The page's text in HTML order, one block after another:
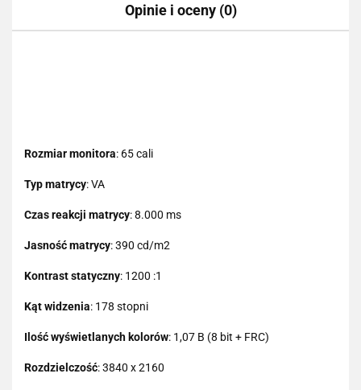
Opinie i oceny (0)
Rozmiar monitora: 65 cali
Typ matrycy: VA
Czas reakcji matrycy: 8.000 ms
Jasność matrycy: 390 cd/m2
Kontrast statyczny: 1200 :1
Kąt widzenia: 178 stopni
Ilość wyświetlanych kolorów: 1,07 B (8 bit + FRC)
Rozdzielczość: 3840 x 2160